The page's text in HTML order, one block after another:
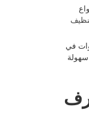
لأكثر من 10 سنوات في
سهولة